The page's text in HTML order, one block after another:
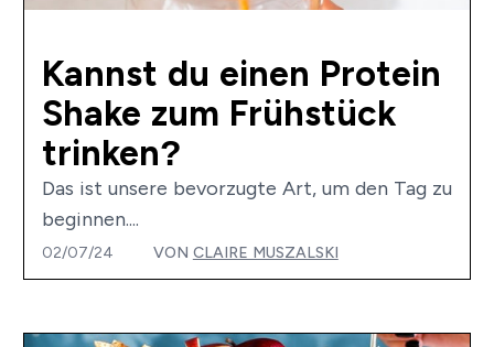
Kannst du einen Protein
Shake zum Frühstück
trinken?
Das ist unsere bevorzugte Art, um den Tag zu
beginnen....
02/07/24 VON CLAIRE MUSZALSKI